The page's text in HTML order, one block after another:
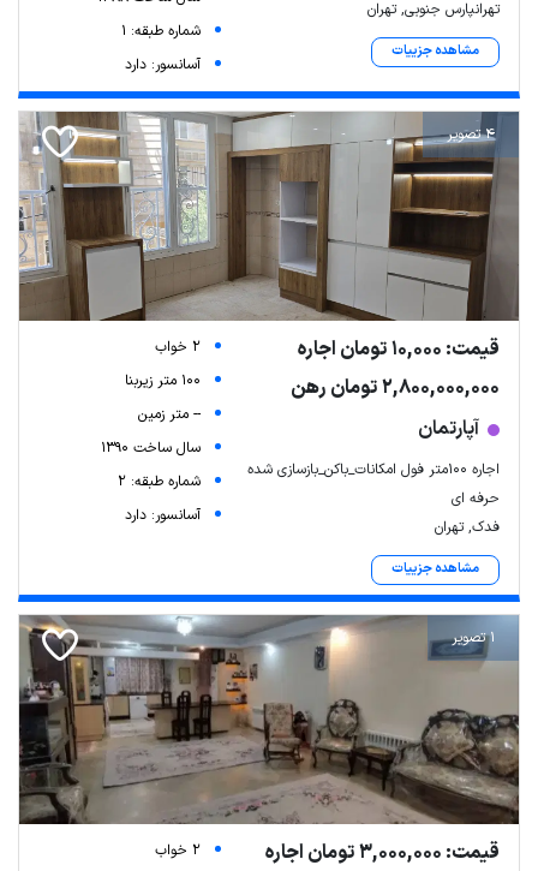
تهرانپارس جنوبی, تهران
مشاهده جزییات
شماره طبقه: 1
آسانسور: دارد
4 تصویر
قیمت: 10,000 تومان اجاره
2,800,000,000 تومان رهن
آپارتمان
اجاره ۱۰۰متر فول امکانات_باکن_بازسازی شده
حرفه ای
فدک, تهران
مشاهده جزییات
2 خواب
100 متر زیربنا
-- متر زمین
سال ساخت 1390
شماره طبقه: 2
آسانسور: دارد
1 تصویر
قیمت: 3,000,000 تومان اجاره
2 خواب